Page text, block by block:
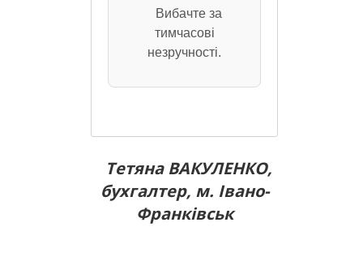
Вибачте за
тимчасові
незручності.
Тетяна ВАКУЛЕНКО,
бухгалтер, м. Івано-
Франківськ